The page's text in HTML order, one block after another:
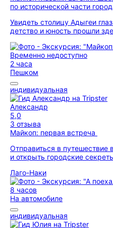
по исторической части
Увидеть столицу Адыгеи
детство и юность прошли
Временно недоступно
2 часа
Пешком
индивидуальная
Александр
5,0
3 отзыва
Майкоп: первая встреча
Отправиться в путешествие
и открыть городские
Лаго-Наки
8 часов
На автомобиле
индивидуальная